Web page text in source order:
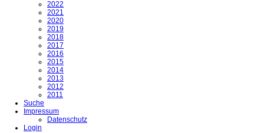
2022
2021
2020
2019
2018
2017
2016
2015
2014
2013
2012
2011
Suche
Impressum
Datenschutz
Login